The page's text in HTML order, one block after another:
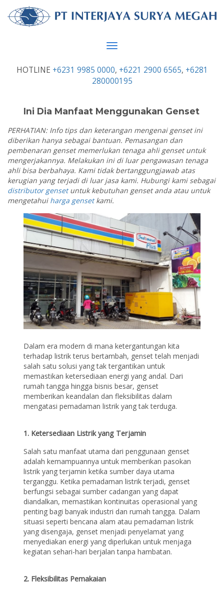
Toggle
HOTLINE +6231 9985 0000, +6221 2900 6565, +6281
280000195
Ini Dia Manfaat Menggunakan Genset
PERHATIAN: Info tips dan keterangan mengenai genset ini
diberikan hanya sebagai bantuan. Pemasangan dan
pembenaran genset memerlukan tenaga ahli genset untuk
mengerjakannya. Melakukan ini di luar pengawasan tenaga
ahli bisa berbahaya. Kami tidak bertanggungjawab atas
kerugian yang terjadi di luar jasa kami. Hubungi kami sebagai
distributor gensetuntuk kebutuhan genset anda atau untuk
mengetahui harga gensetkami.
Dalam era modern di mana ketergantungan kita
terhadap listrik terus bertambah, genset telah menjadi
salah satu solusi yang tak tergantikan untuk
memastikan ketersediaan energi yang andal. Dari
rumah tangga hingga bisnis besar, genset
memberikan keandalan dan fleksibilitas dalam
mengatasi pemadaman listrik yang tak terduga.
1. Ketersediaan Listrik yang Terjamin
Salah satu manfaat utama dari penggunaan genset
adalah kemampuannya untuk memberikan pasokan
listrik yang terjamin ketika sumber daya utama
terganggu. Ketika pemadaman listrik terjadi, genset
berfungsi sebagai sumber cadangan yang dapat
diandalkan, memastikan kontinuitas operasional yang
penting bagi banyak industri dan rumah tangga. Dalam
situasi seperti bencana alam atau pemadaman listrik
yang disengaja, genset menjadi penyelamat yang
menyediakan energi yang diperlukan untuk menjaga
kegiatan sehari-hari berjalan tanpa hambatan.
2. Fleksibilitas Pemakaian